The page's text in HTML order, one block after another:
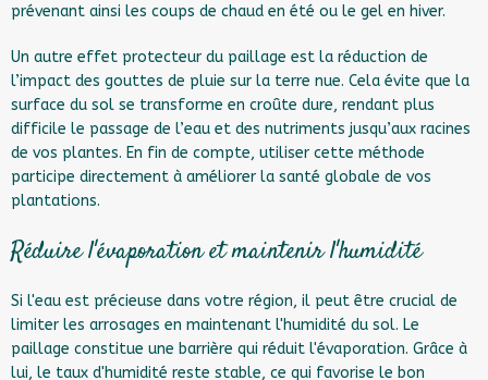
prévenant ainsi les coups de chaud en été ou le gel en hiver.
Un autre effet protecteur du paillage est la réduction de
l’impact des gouttes de pluie sur la terre nue. Cela évite que la
surface du sol se transforme en croûte dure, rendant plus
difficile le passage de l’eau et des nutriments jusqu’aux racines
de vos plantes. En fin de compte, utiliser cette méthode
participe directement à améliorer la santé globale de vos
plantations.
Réduire l'évaporation et maintenir l'humidité
Si l'eau est précieuse dans votre région, il peut être crucial de
limiter les arrosages en maintenant l'humidité du sol. Le
paillage constitue une barrière qui réduit l'évaporation. Grâce à
lui, le taux d'humidité reste stable, ce qui favorise le bon